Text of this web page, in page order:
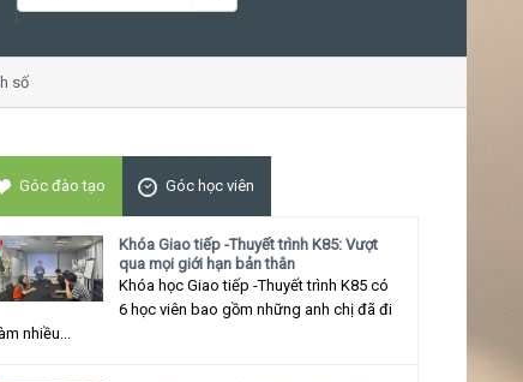
Góc đào tạo Góc học viên
Khóa Giao tiếp -Thuyết trình K85: Vượt
qua mọi giới hạn bản thân
Khóa học Giao tiếp -Thuyết trình K85 có
6 học viên bao gồm những anh chị đã đi
nhiều...